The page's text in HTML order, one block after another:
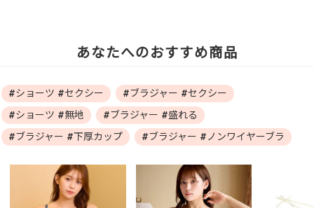
あなたへのおすすめ商品
#ショーツ #セクシー
#ブラジャー #セクシー
#ショーツ #無地
#ブラジャー #盛れる
#ブラジャー #下厚カップ
#ブラジャー #ノンワイヤーブラ